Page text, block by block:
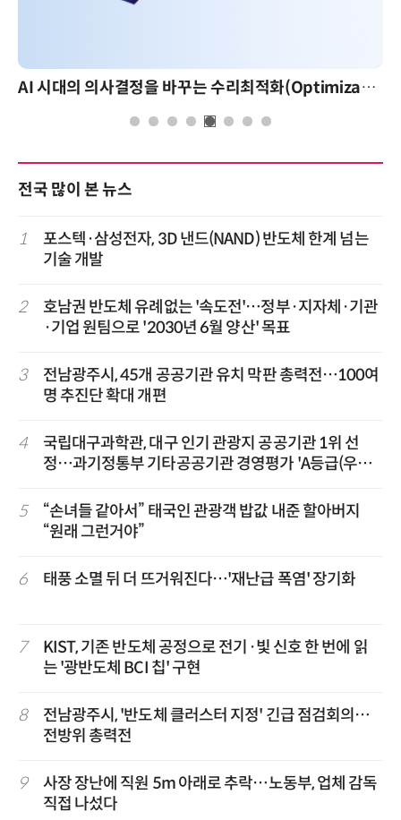
AI 시대의 의사결정을 바꾸는 수리최적화(Optimization): 실제 산업 적용 사례와 활용 전략
전국 많이 본 뉴스
1
포스텍·삼성전자, 3D 낸드(NAND) 반도체 한계 넘는
기술 개발
2
호남권 반도체 유례없는 '속도전'…정부·지자체·기관
·기업 원팀으로 '2030년 6월 양산' 목표
3
전남광주시, 45개 공공기관 유치 막판 총력전…100여
명 추진단 확대 개편
4
국립대구과학관, 대구 인기 관광지 공공기관 1위 선
정…과기정통부 기타공공기관 경영평가 'A등급(우수)'
5
“손녀들 같아서” 태국인 관광객 밥값 내준 할아버지
“원래 그런거야”
6 태풍 소멸 뒤 더 뜨거워진다…'재난급 폭염' 장기화
7
KIST, 기존 반도체 공정으로 전기·빛 신호 한 번에 읽
는 '광반도체 BCI 칩' 구현
8
전남광주시, '반도체 클러스터 지정' 긴급 점검회의…
전방위 총력전
9
사장 장난에 직원 5m 아래로 추락…노동부, 업체 감독
직접 나섰다